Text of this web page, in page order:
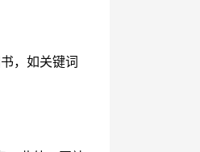
，如关键词